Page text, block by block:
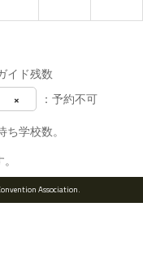
イド残数
× ：予約不可
学校数。
Association.